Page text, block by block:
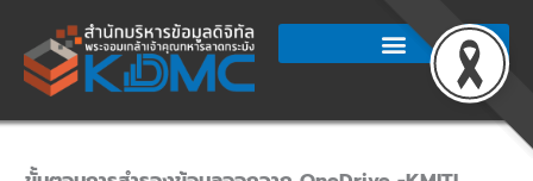
content